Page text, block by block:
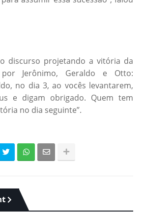
discurso projetando a vitória da
Jerônimo, Geraldo e Otto:
no dia 3, ao vocês levantarem,
e digam obrigado. Quem tem
no dia seguinte”.